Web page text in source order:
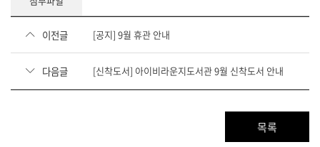
이전글 [공지] 9월 휴관 안내
다음글 [신착도서] 아이비라운지도서관 9월 신착도서 안내
목록